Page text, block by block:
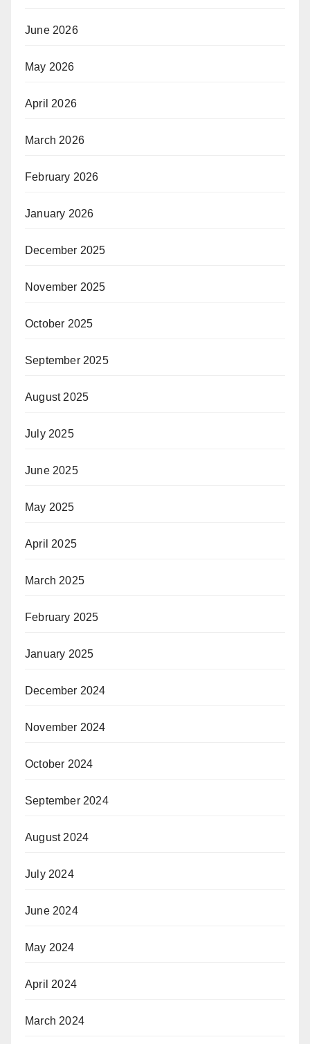
June 2026
May 2026
April 2026
March 2026
February 2026
January 2026
December 2025
November 2025
October 2025
September 2025
August 2025
July 2025
June 2025
May 2025
April 2025
March 2025
February 2025
January 2025
December 2024
November 2024
October 2024
September 2024
August 2024
July 2024
June 2024
May 2024
April 2024
March 2024